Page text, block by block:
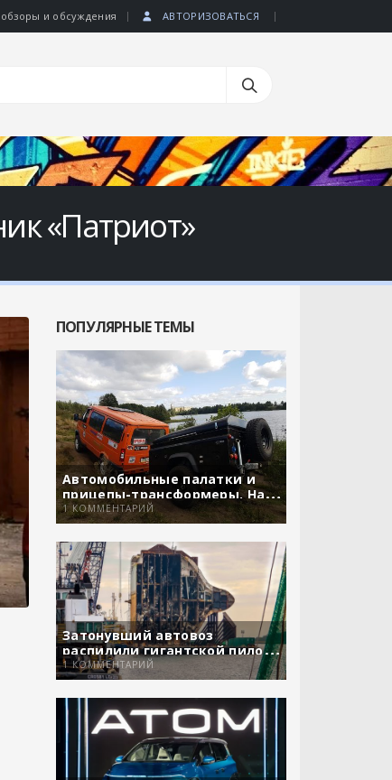
и обсуждения | АВТОРИЗОВАТЬСЯ |
«Патриот»
ПОПУЛЯРНЫЕ ТЕМЫ
Автомобильные палатки и
прицепы-трансформеры. На
сколько они удобны?
1 КОММЕНТАРИЙ
Затонувший автовоз
распилили гигантской пилой
вместе с машинами
1 КОММЕНТАРИЙ